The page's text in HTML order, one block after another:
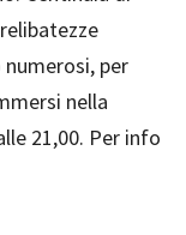
per
nella
21,00. Per info